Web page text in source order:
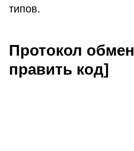
типов.
Протокол
править код]